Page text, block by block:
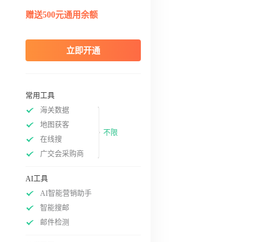
赠送500元通用余额
立即开通
常用工具
海关数据
地图获客
在线搜
广交会采购商
不限
AI工具
AI智能营销助手
智能搜邮
邮件检测